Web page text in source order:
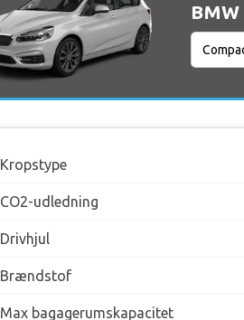
Kropstype
CO2-udledning
Drivhjul
Brændstof
Max bagagerumskapacitet